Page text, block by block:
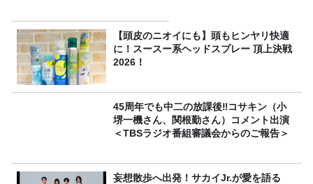
【頭皮のニオイにも】頭もヒンヤリ快適
に！スースー系ヘッドスプレー 頂上決戦
2026！
45周年でも中二の放課後‼コサキン（小
堺一機さん、関根勤さん）コメント出演
＜TBSラジオ番組審議会からのご報告＞
妄想散歩へ出発！サカイJr.が愛を語る